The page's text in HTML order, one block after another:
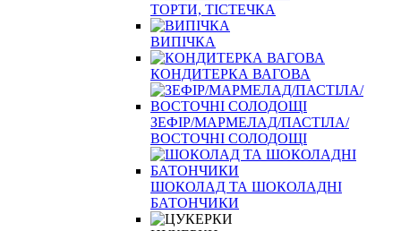
ТОРТИ, ТІСТЕЧКА
ВИПІЧКА
КОНДИТЕРКА ВАГОВА
ЗЕФІР/МАРМЕЛАД/ПАСТІЛА/
ВОСТОЧНІ СОЛОДОЩІ
ШОКОЛАД ТА ШОКОЛАДНІ
БАТОНЧИКИ